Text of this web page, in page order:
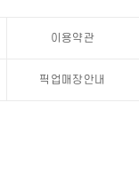
이용약관
픽업매장안내